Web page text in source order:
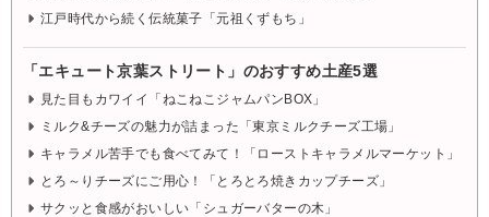
江戸時代から続く伝統菓子「元祖くずもち」
「エキュート京葉ストリート」のおすすめ土産5選
見た目もカワイイ「ねこねこジャムパンBOX」
ミルク&チーズの魅力が詰まった「東京ミルクチーズ工場」
キャラメル苦手でも食べてみて！「ローストキャラメルマーケット」
とろ～りチーズにご用心！「とろとろ焼きカップチーズ」
サクッと食感がおいしい「シュガーバターの木」